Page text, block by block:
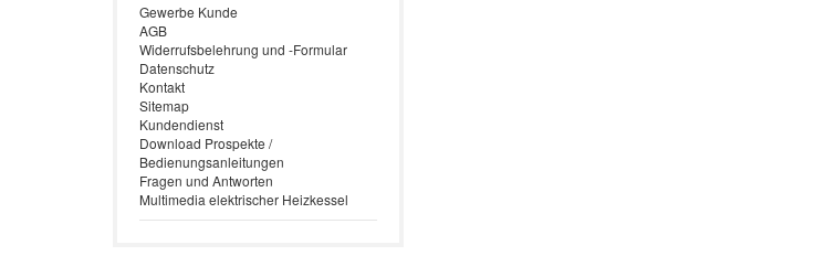
Gewerbe Kunde
AGB
Widerrufsbelehrung und -Formular
Datenschutz
Kontakt
Sitemap
Kundendienst
Download Prospekte /
Bedienungsanleitungen
Fragen und Antworten
Multimedia elektrischer Heizkessel